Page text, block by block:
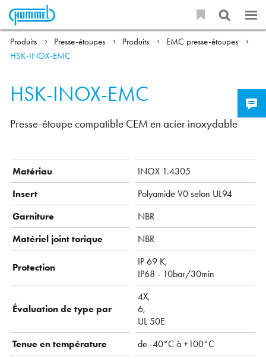
Produits Presse-étoupes Produits
EMC presse-étoupes
HSK-INOX-EMC
HSK-INOX-EMC
Presse-étoupe compatible CEM en acier inoxydable
Matériau
INOX 1.4305
Insert
Polyamide V0 selon UL94
Garniture
NBR
Matériel joint torique
NBR
Protection
IP 69 K,
IP68 - 10bar/30min
Évaluation de type par
4X,
6,
UL 50E
Tenue en température
de -40°C à +100°C